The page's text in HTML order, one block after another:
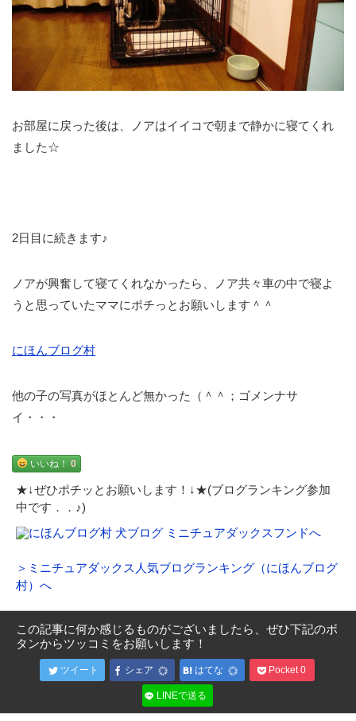
お部屋に戻った後は、ノアはイイコで朝まで静かに寝てくれ
ました☆
2日目に続きます♪
ノアが興奮して寝てくれなかったら、ノア共々車の中で寝よ
うと思っていたママにポチっとお願いします＾＾
にほんブログ村
他の子の写真がほとんど無かった（＾＾；ゴメンナサ
イ・・・
いいね！ 0
★↓ぜひポチッとお願いします！↓★(ブログランキング参加
中です．．♪)
＞ミニチュアダックス人気ブログランキング（にほんブログ
村）へ
この記事に何か感じるものがございましたら、ぜひ下記のボ
タンからツッコミをお願いします！
ツイート シェア はてな Pocket 0
LINEで送る